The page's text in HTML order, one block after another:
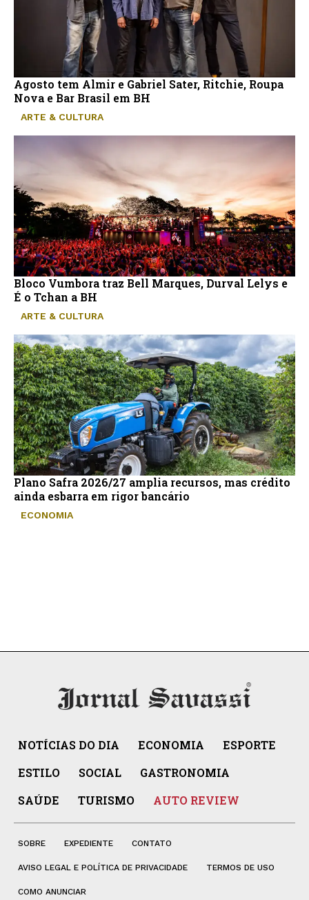
Agosto tem Almir e Gabriel Sater, Ritchie, Roupa
Nova e Bar Brasil em BH
ARTE & CULTURA
Bloco Vumbora traz Bell Marques, Durval Lelys e
É o Tchan a BH
ARTE & CULTURA
Plano Safra 2026/27 amplia recursos, mas crédito
ainda esbarra em rigor bancário
ECONOMIA
NOTÍCIAS DO DIA ECONOMIA
ESPORTE
ESTILO
SOCIAL
GASTRONOMIA
SAÚDE
TURISMO AUTO REVIEW
SOBRE EXPEDIENTE CONTATO
AVISO LEGAL E POLÍTICA DE PRIVACIDADE TERMOS DE USO
COMO ANUNCIAR